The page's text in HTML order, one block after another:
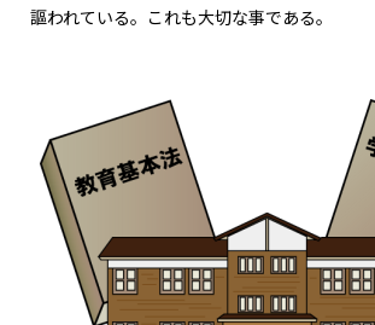
謳われている。これも大切な事である。